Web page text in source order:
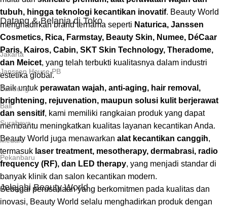
tubuh, hingga teknologi kecantikan inovatif. Beauty World
menghadirkan brand ternama seperti Naturica, Janssen
Cosmetics, Rica, Farmstay, Beauty Skin, Numee, DéCaar
Paris, Kairos, Cabin, SKT Skin Technology, Theradome,
dan Meicet, yang telah terbukti kualitasnya dalam industri
estetika global.
Baik untuk perawatan wajah, anti-aging, hair removal,
brightening, rejuvenation, maupun solusi kulit berjerawat
dan sensitif, kami memiliki rangkaian produk yang dapat
membantu meningkatkan kualitas layanan kecantikan Anda.
Beauty World juga menawarkan alat kecantikan canggih,
termasuk laser treatment, mesotherapy, dermabrasi, radio
frequency (RF), dan LED therapy, yang menjadi standar di
banyak klinik dan salon kecantikan modern.
Sebagai perusahaan yang berkomitmen pada kualitas dan
inovasi, Beauty World selalu menghadirkan produk dengan
Datang & Belanja di Toko
Jakarta
Janssen House PB
Bandung
Bali
Surabaya
Medan
Pekanbaru
Jelajahi Beauty World